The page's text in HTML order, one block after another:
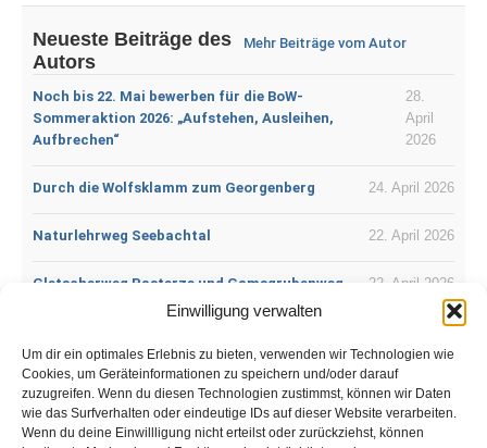
Einwilligung verwalten
Um dir ein optimales Erlebnis zu bieten, verwenden wir Technologien wie
Cookies, um Geräteinformationen zu speichern und/oder darauf
zuzugreifen. Wenn du diesen Technologien zustimmst, können wir Daten
wie das Surfverhalten oder eindeutige IDs auf dieser Website verarbeiten.
Wenn du deine Einwillligung nicht erteilst oder zurückziehst, können
Neueste Beiträge des
Autors
Mehr Beiträge vom Autor
Noch bis 22. Mai bewerben für die BoW-
Sommeraktion 2026: „Aufstehen, Ausleihen,
Aufbrechen“
28.
April
2026
Durch die Wolfsklamm zum Georgenberg 24. April 2026
Naturlehrweg Seebachtal 22. April 2026
Gletscherweg Pasterze und Gamsgrubenweg 22. April 2026
18. April 2026
DonauWellen – Premiumweg:
Donauversickerung
12. April
2026